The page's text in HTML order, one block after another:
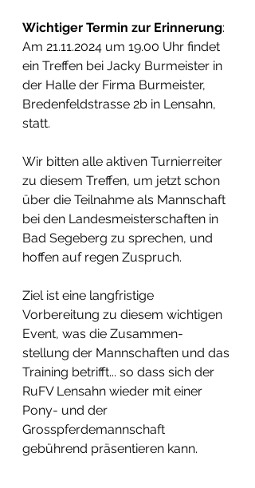
Wichtiger Termin zur Erinnerung:
Am 21.11.2024 um 19.00 Uhr findet
ein Treffen bei Jacky Burmeister in
der Halle der Firma Burmeister,
Bredenfeldstrasse 2b in Lensahn,
statt.
Wir bitten alle aktiven Turnierreiter
zu diesem Treffen, um jetzt schon
über die Teilnahme als Mannschaft
bei den Landesmeisterschaften in
Bad Segeberg zu sprechen, und
hoffen auf regen Zuspruch.
Ziel ist eine langfristige
Vorbereitung zu diesem wichtigen
Event, was die Zusammen-
stellung der Mannschaften und das
Training betrifft... so dass sich der
RuFV Lensahn wieder mit einer
Pony- und der
Grosspferdemannschaft
gebührend präsentieren kann.